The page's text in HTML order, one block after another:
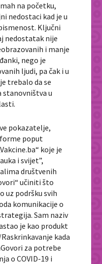
na početku,
nedostaci kad je u
Ključni
nedostatak nije
i manje
nego je
ljudi, pa čak i u
trebalo da se
stanovništva u
pokazatelje,
poput
koje je
i svijet”,
društvenih
učiniti što
uz podršku svih
komunikacije o
Sam naziv
je kao produkt
kada
za potrebe
o COVID-19 i